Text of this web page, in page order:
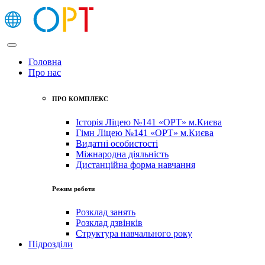
Головна
Про нас
ПРО КОМПЛЕКС
Історія Ліцею №141 «ОРТ» м.Києва
Гімн Ліцею №141 «ОРТ» м.Києва
Видатні особистості
Міжнародна діяльність
Дистанційна форма навчання
Режим роботи
Розклад занять
Розклад дзвінків
Структура навчального року
Підрозділи